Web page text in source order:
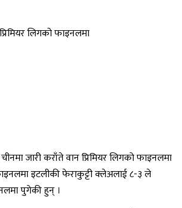
लिगको फाइनलमा
जारी कराँते वान प्रिमियर लिगको फाइनलमा
इटलीकी फेराकुट्टी क्लेअलाई ८-३ ले
पुगेकी हुन् ।